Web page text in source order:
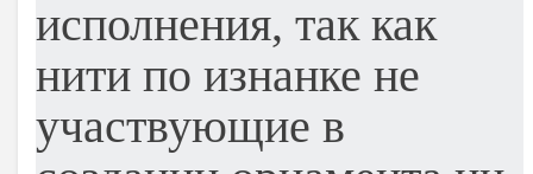
исполнения, так как
нити по изнанке не
участвующие в